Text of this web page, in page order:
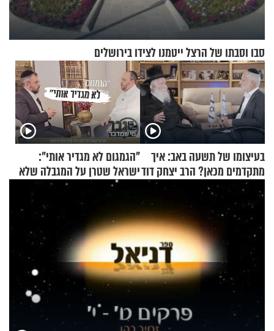
סבו וסבתו של הרצל ייטמנו לצידו בירושלים
בעיצומו של תשעה באב: איך
מתקדמים מכאן? הרב יצחק דוד
גרוסמן בשיחה מיוחדת
"הגמגום לא מגדיר אותי":
ישראל שטרן על המגבלה שלא
עוצרת אותו